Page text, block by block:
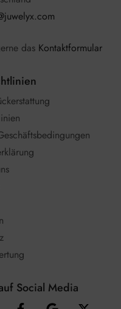
das Kontaktformular
Social Media